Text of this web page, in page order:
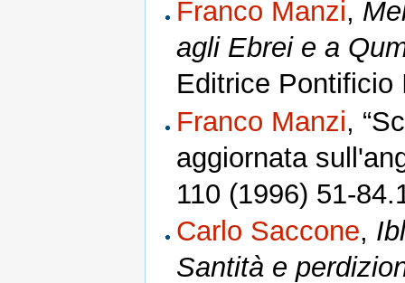
Franco Manzi,
agli Ebrei e a
Editrice
Franco Manzi,
aggiornata
110 (1996) 51-
Carlo Saccone,
Santità e